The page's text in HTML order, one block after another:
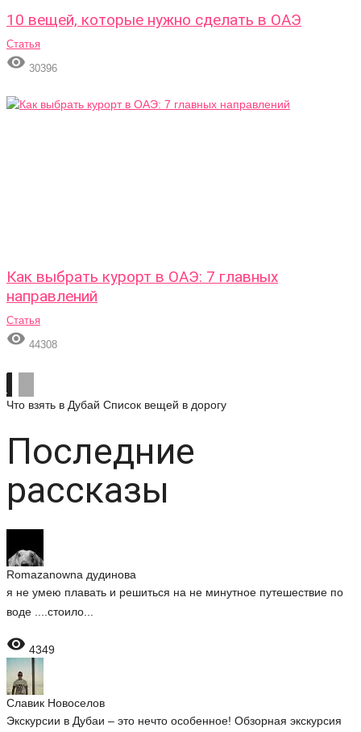
10 вещей, которые нужно сделать в ОАЭ
Статья
 30396
Как выбрать курорт в ОАЭ: 7 главных
направлений
Статья
 44308
Что взять в Дубай Список вещей в дорогу
Последние
рассказы
Romazanowna дудинова
я не умею плавать и решиться на не минутное путешествие по
воде ....стоило...
 4349
Славик Новоселов
Экскурсии в Дубаи – это нечто особенное! Обзорная экскурсия